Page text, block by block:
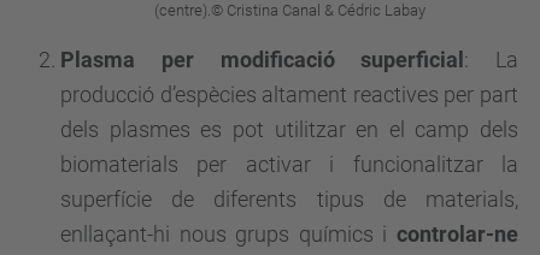
(centre).© Cristina Canal & Cédric Labay
Plasma per modificació superficial : La
producció d’espècies altament reactives per part
dels plasmes es pot utilitzar en el camp dels
biomaterials per activar i funcionalitzar la
superfície de diferents tipus de materials,
enllaçant-hi nous grups químics i controlar-ne